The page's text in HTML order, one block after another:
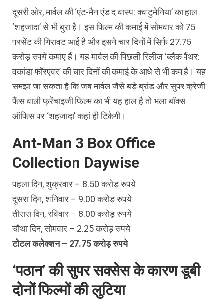
दूसरी ओर, मार्वल की ‘एंट-मैन एंड द वास्‍प: क्‍वांटुमेनिया’ का हाल
‘शहजादा’ से भी बुरा है। इस फिल्‍म की कमाई में सोमवार को 75
परसेंट की गिरावट आई है और इसने चार दिनों में सिर्फ 27.75
करोड़ रुपये कमाए हैं। यह मार्वल की पिछली रिलीज ‘ब्‍लैक पैंथर:
वकांडा फॉरएवर’ की चार दिनों की कमाई के आधे से भी कम है। यह
समझा जा सकता है कि जब मार्वल जैसे बड़े ब्रांड और सुपर क्रेजी
फैंस वाली फ्रेंचाइजी फिल्‍म का भी यह हाल है तो भला बॉक्‍स
ऑफिस पर ‘शहजादा’ कहां ही टिकेगी।
Ant-Man 3 Box Office
Collection Daywise
पहला दिन, शुक्रवार – 8.50 करोड़ रुपये
दूसरा दिन, शनिवार – 9.00 करोड़ रुपये
तीसरा दिन, रविवार – 8.00 करोड़ रुपये
चौथा दिन, सोमवार – 2.25 करोड़ रुपये
टोटल कलेक्‍शन – 27.75 करोड़ रुपये
‘पठान’ की सुपर सक्‍सेस के कारण डूबी
दोनों फिल्‍मों की लुटिया